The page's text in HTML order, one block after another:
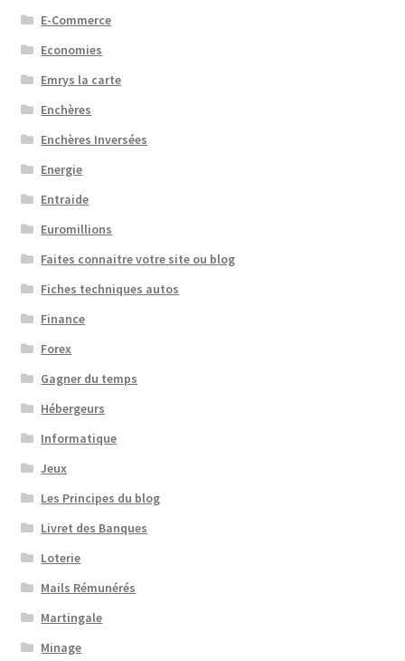
E-Commerce
Economies
Emrys la carte
Enchères
Enchères Inversées
Energie
Entraide
Euromillions
Faites connaitre votre site ou blog
Fiches techniques autos
Finance
Forex
Gagner du temps
Hébergeurs
Informatique
Jeux
Les Principes du blog
Livret des Banques
Loterie
Mails Rémunérés
Martingale
Minage